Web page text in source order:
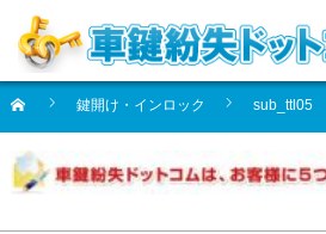
鍵開け・インロック sub_ttl05